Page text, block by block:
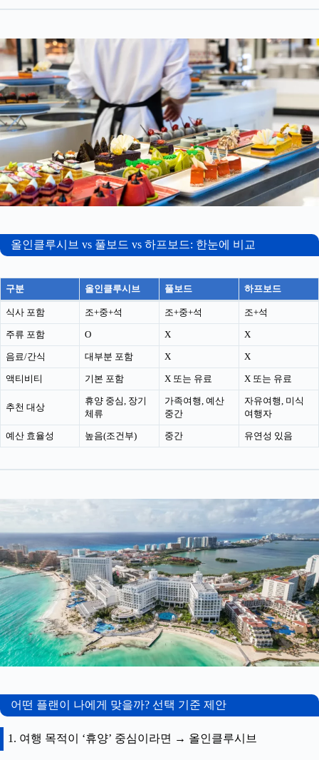
올인클루시브 vs 풀보드 vs 하프보드: 한눈에 비교
구분 올인클루시브 풀보드 하프보드
식사 포함 조+중+석 조+중+석 조+석
주류 포함 O X X
음료/간식 대부분 포함 X X
액티비티 기본 포함 X 또는 유료 X 또는 유료
추천 대상
휴양 중심, 장기
체류
가족여행, 예산
중간
자유여행, 미식
여행자
예산 효율성 높음(조건부) 중간 유연성 있음
어떤 플랜이 나에게 맞을까? 선택 기준 제안
1. 여행 목적이 ‘휴양’ 중심이라면 → 올인클루시브